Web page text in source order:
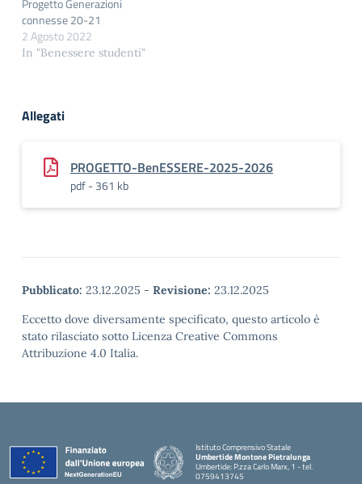
Progetto Generazioni
connesse 20-21
2 Agosto 2022
In "Benessere studenti"
Allegati
PROGETTO-BenESSERE-2025-2026
pdf - 361 kb
Pubblicato: 23.12.2025 - Revisione: 23.12.2025
Eccetto dove diversamente specificato, questo articolo è
stato rilasciato sotto Licenza Creative Commons
Attribuzione 4.0 Italia.
Istituto Comprensivo Statale
Umbertide Montone Pietralunga
Umbertide: P.zza Carlo Marx, 1 - tel.
0759413745